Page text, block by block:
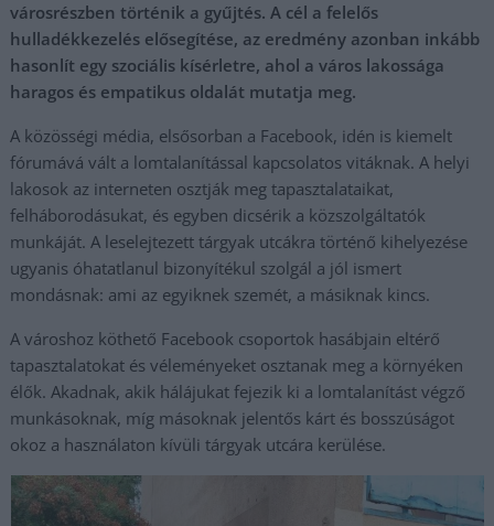
városrészben történik a gyűjtés. A cél a felelős
hulladékkezelés elősegítése, az eredmény azonban inkább
hasonlít egy szociális kísérletre, ahol a város lakossága
haragos és empatikus oldalát mutatja meg.
A közösségi média, elsősorban a Facebook, idén is kiemelt
fórumává vált a lomtalanítással kapcsolatos vitáknak. A helyi
lakosok az interneten osztják meg tapasztalataikat,
felháborodásukat, és egyben dicsérik a közszolgáltatók
munkáját. A leselejtezett tárgyak utcákra történő kihelyezése
ugyanis óhatatlanul bizonyítékul szolgál a jól ismert
mondásnak: ami az egyiknek szemét, a másiknak kincs.
A városhoz köthető Facebook csoportok hasábjain eltérő
tapasztalatokat és véleményeket osztanak meg a környéken
élők. Akadnak, akik hálájukat fejezik ki a lomtalanítást végző
munkásoknak, míg másoknak jelentős kárt és bosszúságot
okoz a használaton kívüli tárgyak utcára kerülése.